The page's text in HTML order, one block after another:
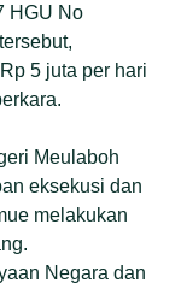
HGU No
5 juta per hari
Meulaboh
eksekusi dan
melakukan
Negara dan